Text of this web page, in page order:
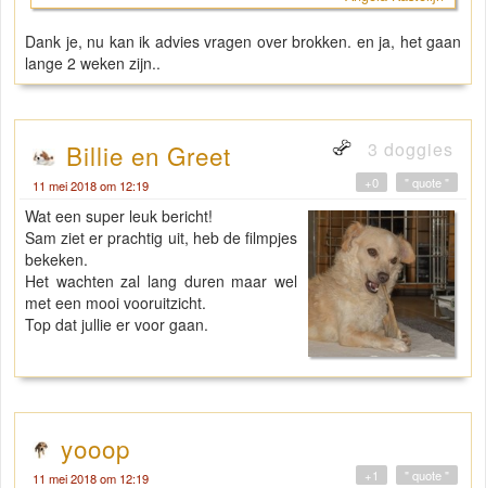
Dank je, nu kan ik advies vragen over brokken. en ja, het gaan
lange 2 weken zijn..
Billie en Greet 3 doggies
11 mei 2018 om 12:19 " quote "
+0
Wat een super leuk bericht!
Sam ziet er prachtig uit, heb de filmpjes
bekeken.
Het wachten zal lang duren maar wel
met een mooi vooruitzicht.
Top dat jullie er voor gaan.
yooop
11 mei 2018 om 12:19 " quote "
+1